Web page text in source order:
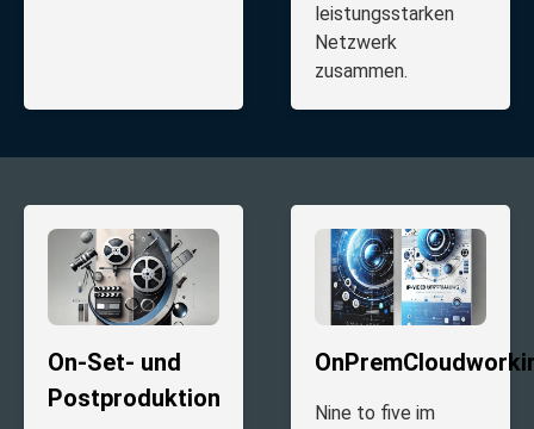
leistungsstarken
Netzwerk
zusammen.
On-Set- und
Postproduktion
Nine to five im